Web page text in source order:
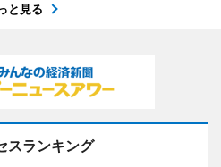
と見る
スランキング